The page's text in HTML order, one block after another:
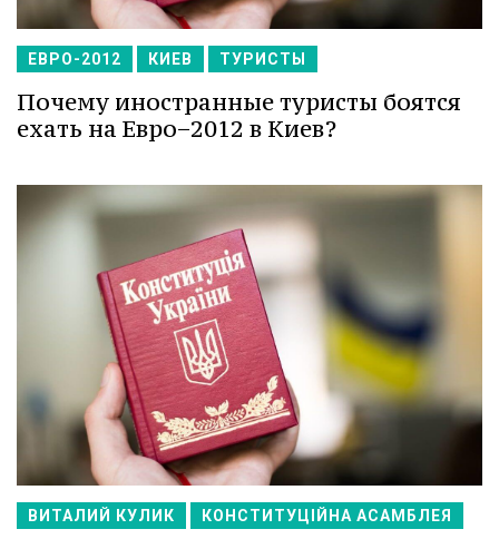
ЕВРО-2012 КИЕВ ТУРИСТЫ
Почему иностранные туристы боятся
ехать на Евро−2012 в Киев?
ВИТАЛИЙ КУЛИК КОНСТИТУЦІЙНА АСАМБЛЕЯ